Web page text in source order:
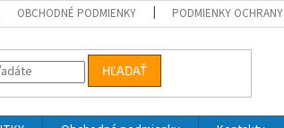
OBCHODNÉ PODMIENKY PODMIENKY OCHRANY
HĽADAŤ